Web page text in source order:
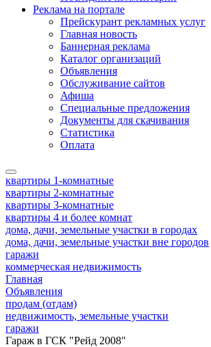
Реклама на портале
Прейскурант рекламных услуг
Главная новость
Баннерная реклама
Каталог организаций
Объявления
Обслуживание сайтов
Афиша
Специальные предложения
Документы для скачивания
Статистика
Оплата
квартиры 1-комнатные
квартиры 2-комнатные
квартиры 3-комнатные
квартиры 4 и более комнат
дома, дачи, земельные участки в городах
дома, дачи, земельные участки вне городов
гаражи
коммерческая недвижимость
Главная
Объявления
продам (отдам)
недвижимость, земельные участки
гаражи
Гараж в ГСК "Рейд 2008"